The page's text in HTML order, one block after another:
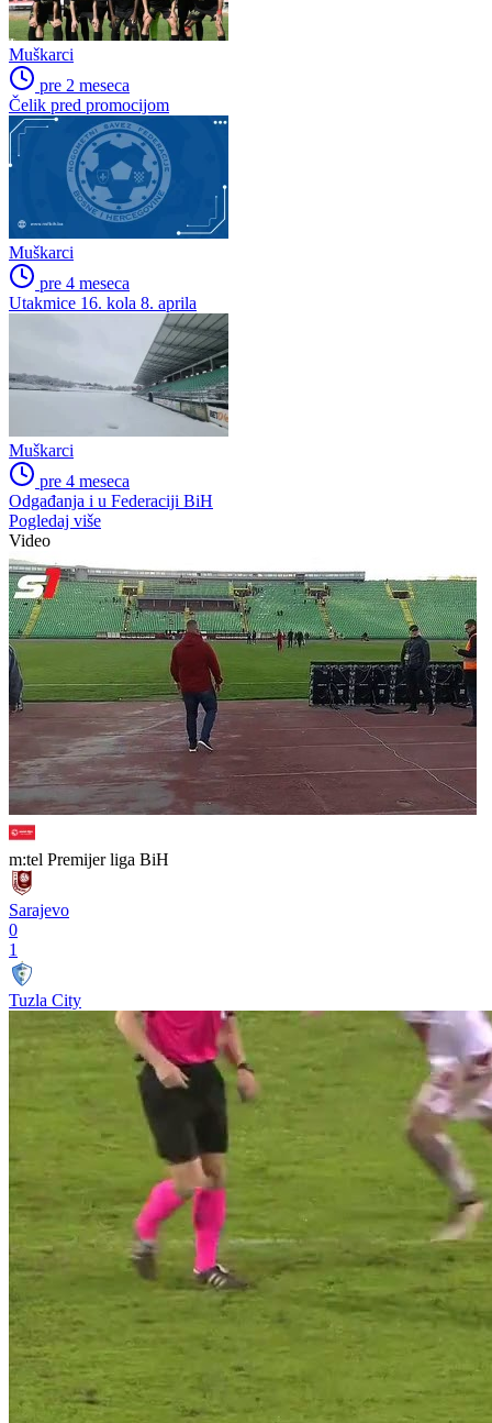
Muškarci
pre 2 meseca
Čelik pred promocijom
Muškarci
pre 4 meseca
Utakmice 16. kola 8. aprila
Muškarci
pre 4 meseca
Odgađanja i u Federaciji BiH
Pogledaj više
Video
m:tel Premijer liga BiH
Sarajevo
0
1
Tuzla City